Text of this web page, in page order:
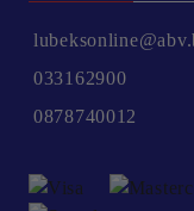
033162900
0878740012